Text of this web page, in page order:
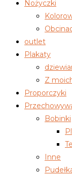
Nożyczki
outlet
Plakaty
Z
Proporczyki
Bobinki
Inne